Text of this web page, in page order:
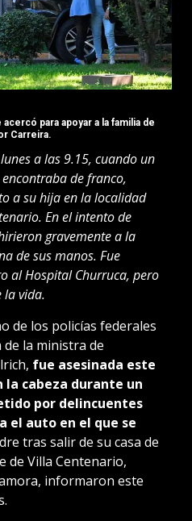
para apoyar a la familia de
Carreira.
a las 9.15, cuando un
encontraba de franco,
a su hija en la localidad
En el intento de
gravemente a la
de sus manos. Fue
al Hospital Churruca, pero
la vida.
de los policías federales
la ministra de
fue asesinada este
la cabeza durante un
por delincuentes
el auto en el que se
tras salir de su casa de
de Villa Centenario,
informaron este